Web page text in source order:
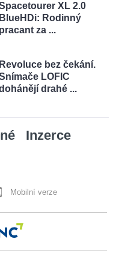
XL 2.0
BlueHDi: Rodinný
pracant za ...
Revoluce bez čekání.
LOFIC
drahé ...
Inzerce
Mobilní verze